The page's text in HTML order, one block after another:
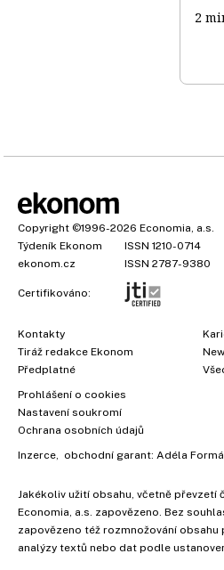
2
Copyright ©1996-2026 Economia, a.s.
Týdeník Ekonom
ISSN 1210-0714
ekonom.cz
ISSN 2787-9380
Certifikováno:
Kontakty
Tiráž redakce Ekonom
Předplatné
Prohlášení o cookies
Nastavení soukromí
Ochrana osobních údajů
Inzerce , obchodní garant: Adéla
Jakékoliv užití obsahu, včetně převzetí
Economia, a.s. zapovězeno. Bez
zapovězeno též rozmnožování
analýzy textů nebo dat podle